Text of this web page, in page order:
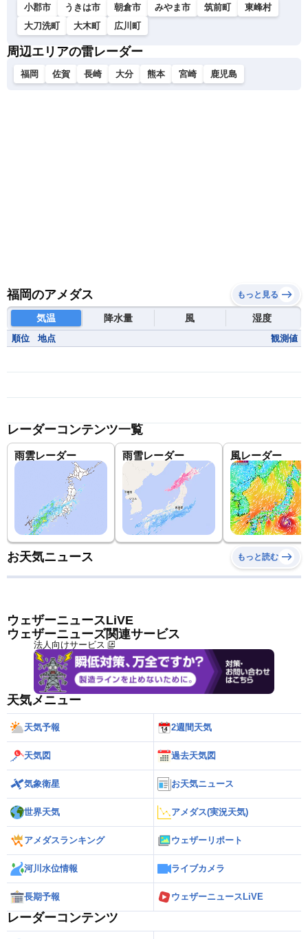
小郡市
うきは市 朝倉市 みやま市 筑前町
東峰村
大刀洗町
大木町 広川町
周辺エリアの雷レーダー
福岡 佐賀 長崎 大分 熊本 宮崎 鹿児島
福岡のアメダス もっと見る
気温 降水量 風 湿度
順位 地点 観測値
レーダーコンテンツ一覧
雨雲レーダー 雨雪レーダー 風レーダー
お天気ニュース もっと読む
ウェザーニュースLiVE
ウェザーニューズ関連サービス
法人向けサービス
天気メニュー
天気予報 2週間天気
天気図 過去天気図
気象衛星 お天気ニュース
世界天気 アメダス(実況天気)
アメダスランキング ウェザーリポート
河川水位情報 ライブカメラ
長期予報 ウェザーニュースLiVE
レーダーコンテンツ